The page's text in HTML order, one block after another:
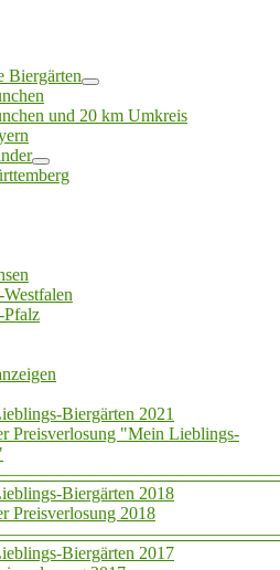
Biergärten
und 20 km Umkreis
Pfalz
Biergärten 2021
Preisverlosung "Mein Lieblings-
Biergärten 2018
Preisverlosung 2018
Biergärten 2017